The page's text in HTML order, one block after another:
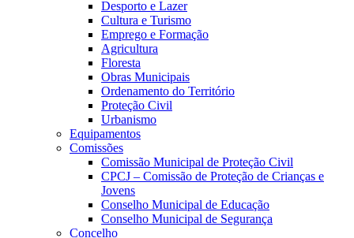
Desporto e Lazer
Cultura e Turismo
Emprego e Formação
Agricultura
Floresta
Obras Municipais
Ordenamento do Território
Proteção Civil
Urbanismo
Equipamentos
Comissões
Comissão Municipal de Proteção Civil
CPCJ – Comissão de Proteção de Crianças e
Jovens
Conselho Municipal de Educação
Conselho Municipal de Segurança
Concelho